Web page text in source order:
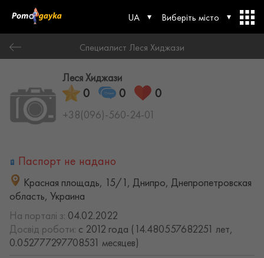
UA Виберіть місто
Специалист Леся Хиджази
Леся Хиджази
0 0 0
+38(096)-560-24-01
Паспорт не надано
Красная площадь, 15/1, Днипро, Днепропетровская
область, Украина
На порталі з: 04.02.2022
Досвід роботи: с 2012 года (14.480557682251 лет,
0.052777297708531 месяцев)